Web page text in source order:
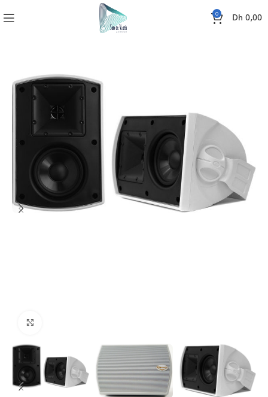
0 Dh 0,00
ENCEINTES